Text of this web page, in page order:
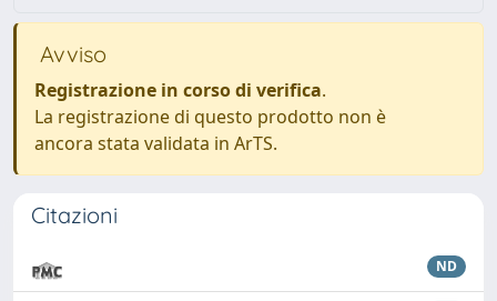
Avviso
Registrazione in corso di verifica.
La registrazione di questo prodotto non è
ancora stata validata in ArTS.
Citazioni
ND